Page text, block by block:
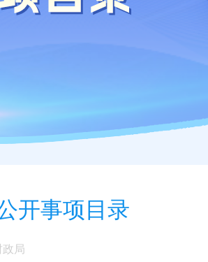
开事项目录
政局